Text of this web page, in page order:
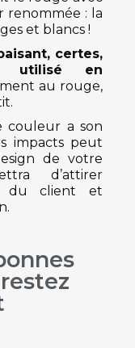
renommée : la
et blancs !
certes,
utilisé en
au rouge,
couleur a son
impacts peut
de votre
d’attirer
du client et